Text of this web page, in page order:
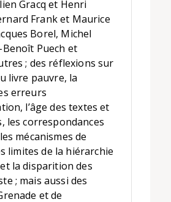
Gracq et Henri
Frank et Maurice
Borel, Michel
Benoît Puech et
; des réflexions sur
livre pauvre, la
erreurs
l’âge des textes et
les correspondances
mécanismes de
limites de la hiérarchie
la disparition des
; mais aussi des
et de